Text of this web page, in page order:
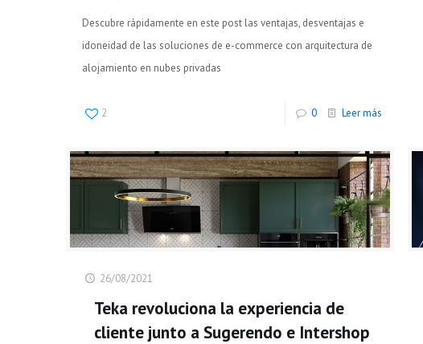
Descubre rápidamente en este post las ventajas, desventajas e
idoneidad de las soluciones de e-commerce con arquitectura de
alojamiento en nubes privadas
2 0 Leer más
26/08/2021
Teka revoluciona la experiencia de
cliente junto a Sugerendo e Intershop